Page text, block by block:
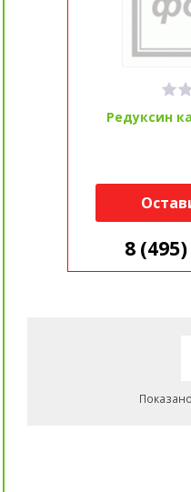
Редуксин
8